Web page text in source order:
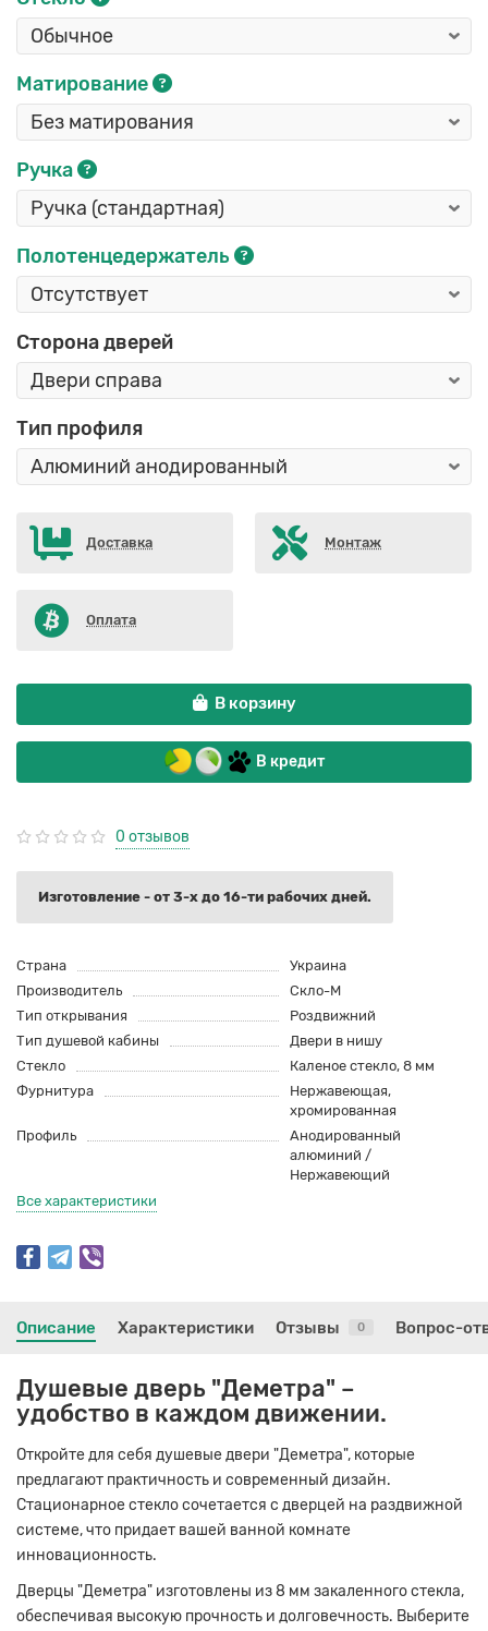
Матирование
Ручка
Полотенцедержатель
Сторона дверей
Тип профиля
Доставка Монтаж
Оплата
В корзину
В кредит
0 отзывов
Изготовление - от 3-х до 16-ти рабочих дней.
Страна
Украина
Производитель
Скло-М
Тип открывания
Роздвижний
Тип душевой кабины
Двери в нишу
Стекло
Каленое стекло, 8 мм
Фурнитура
Нержавеющая,
хромированная
Профиль
Анодированный
алюминий /
Нержавеющий
Все характеристики
Описание Характеристики Отзывы 0 Вопрос-
Душевые дверь "Деметра" –
удобство в каждом движении.
Откройте для себя душевые двери "Деметра", которые
предлагают практичность и современный дизайн.
Стационарное стекло сочетается с дверцей на раздвижной
системе, что придает вашей ванной комнате
инновационность.
Дверцы "Деметра" изготовлены из 8 мм закаленного стекла,
обеспечивая высокую прочность и долговечность. Выберите